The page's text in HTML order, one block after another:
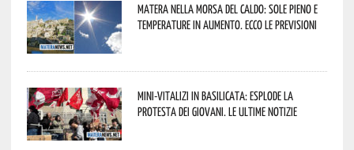
Matera nella morsa del caldo: sole pieno e
temperature in aumento. Ecco le previsioni
Mini-vitalizi in Basilicata: esplode la
protesta dei giovani. Le ultime notizie